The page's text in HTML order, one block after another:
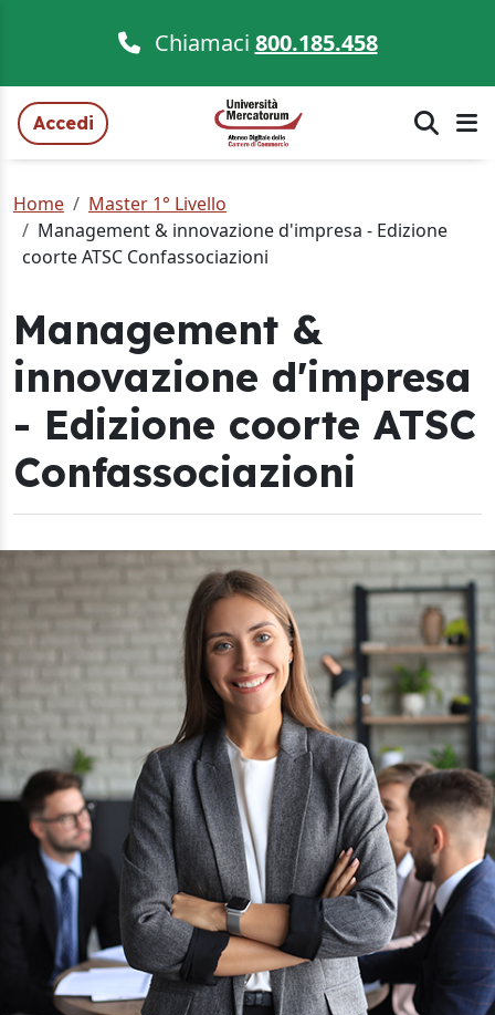
Chiamaci 800.185.458
Accedi
Home
Master 1° Livello
Management & innovazione d'impresa - Edizione
coorte ATSC Confassociazioni
Management &
innovazione d'impresa
- Edizione coorte ATSC
Confassociazioni